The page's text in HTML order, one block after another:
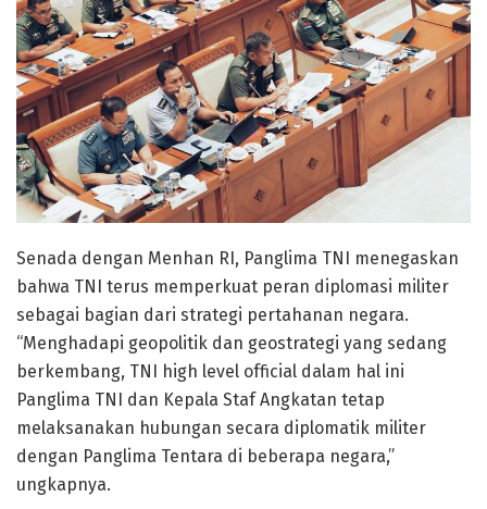
Senada dengan Menhan RI, Panglima TNI menegaskan
bahwa TNI terus memperkuat peran diplomasi militer
sebagai bagian dari strategi pertahanan negara.
“Menghadapi geopolitik dan geostrategi yang sedang
berkembang, TNI high level official dalam hal ini
Panglima TNI dan Kepala Staf Angkatan tetap
melaksanakan hubungan secara diplomatik militer
dengan Panglima Tentara di beberapa negara,”
ungkapnya.